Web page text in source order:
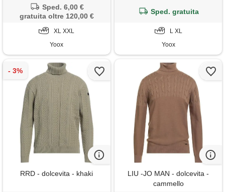
Sped. 6,00 €
gratuita oltre 120,00 €
XL XXL
Yoox
Sped. gratuita
L XL
Yoox
RRD - dolcevita - khaki
LIU -JO MAN - dolcevita -
cammello